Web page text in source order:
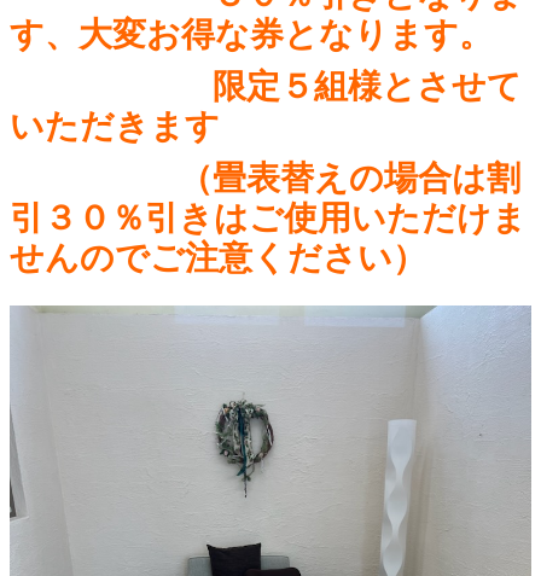
す、大変お得な券となります。
限定５組様とさせて
いただきます
（畳表替えの場合は割
引３０％引きはご使用いただけま
せんのでご注意ください）